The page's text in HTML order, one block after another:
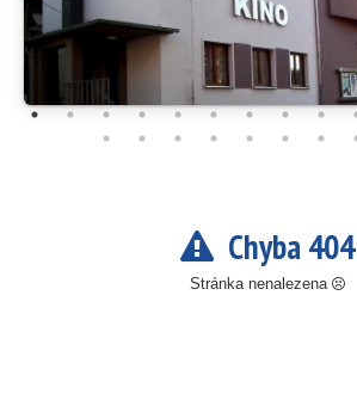
Chyba 404
Stránka nenalezena